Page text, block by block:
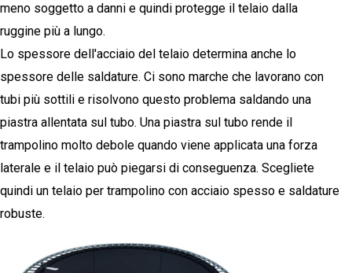
meno soggetto a danni e quindi protegge il telaio dalla
ruggine più a lungo.
Lo spessore dell'acciaio del telaio determina anche lo
spessore delle saldature. Ci sono marche che lavorano con
tubi più sottili e risolvono questo problema saldando una
piastra allentata sul tubo. Una piastra sul tubo rende il
trampolino molto debole quando viene applicata una forza
laterale e il telaio può piegarsi di conseguenza. Scegliete
quindi un telaio per trampolino con acciaio spesso e saldature
robuste.